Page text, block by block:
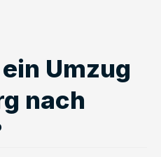
Umzug
nach